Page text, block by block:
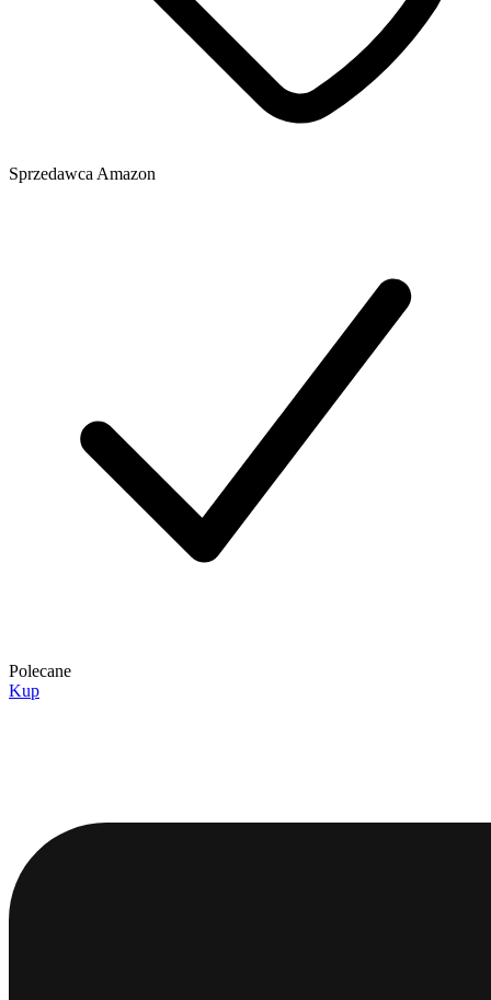
Sprzedawca Amazon
Polecane
Kup